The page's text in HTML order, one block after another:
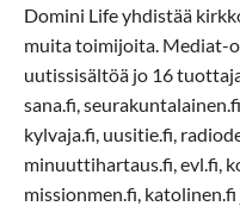
Domini Life yhdistää
muita toimijoita. Mediat-
uutissisältöä jo 16
sana.fi,
kylvaja.fi, uusitie.fi,
minuuttihartaus.fi, evl.fi,
missionmen.fi,